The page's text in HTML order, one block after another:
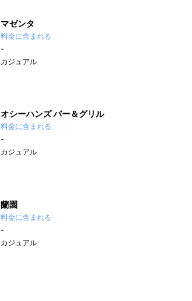
マゼンタ
料金に含まれる
-
カジュアル
オシーハンズ バー＆グリル
料金に含まれる
-
カジュアル
蘭園
料金に含まれる
-
カジュアル